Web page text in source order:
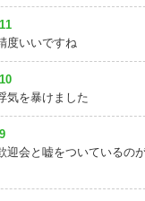
まで表示してくれるので
偵を使えばすぐに証拠と
るならもっと大きくてもい
っているだけあって性能
度いいですね
気を暴けました
迎会と嘘をついているの